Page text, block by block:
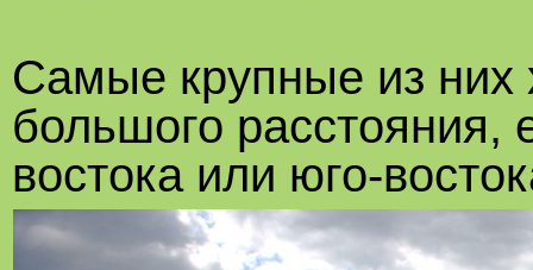
Самые крупные из
большого расстояния,
востока или юго-